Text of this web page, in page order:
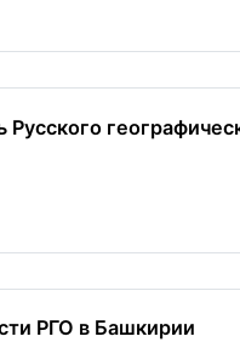
РГО в Башкирии